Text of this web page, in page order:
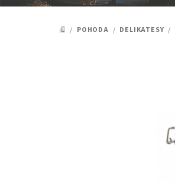
DOMŮ
/ POHODA / DELIKATESY /